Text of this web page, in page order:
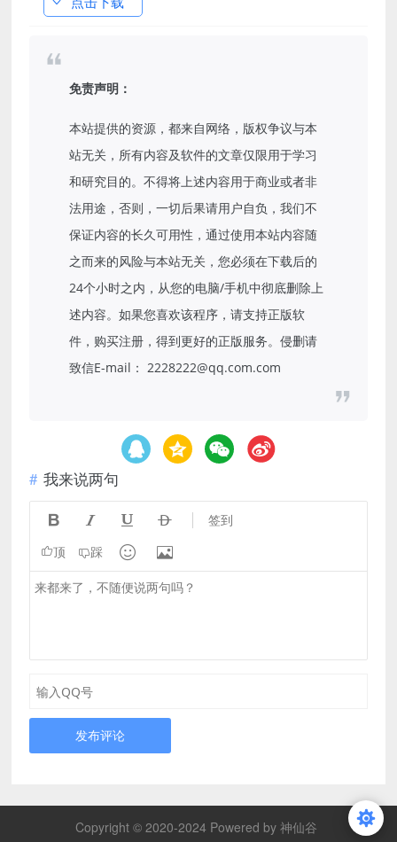
免责声明：
本站提供的资源，都来自网络，版权争议与本
站无关，所有内容及软件的文章仅限用于学习
和研究目的。不得将上述内容用于商业或者非
法用途，否则，一切后果请用户自负，我们不
保证内容的长久可用性，通过使用本站内容随
之而来的风险与本站无关，您必须在下载后的
24个小时之内，从您的电脑/手机中彻底删除上
述内容。如果您喜欢该程序，请支持正版软
件，购买注册，得到更好的正版服务。侵删请
致信E-mail： 2228222@qq.com.com
我来说两句
    签到
顶 踩  
发布评论
Copyright © 2020-2024 Powered by 神仙谷